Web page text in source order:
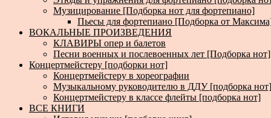
Музицирование [Подборка нот для фортепиано]
Пьесы для фортепиано [Подборка от
ВОКАЛЬНЫЕ ПРОИЗВЕДЕНИЯ
КЛАВИРЫ опер и балетов
Песни военных и послевоенных лет [Подборка нот]
Концертмейстеру [подборки нот]
Концертмейстеру в хореографии
Музыкальному руководителю в ДДУ [подборка нот]
Концертмейстеру в классе флейты [подборка нот]
ВСЕ КНИГИ